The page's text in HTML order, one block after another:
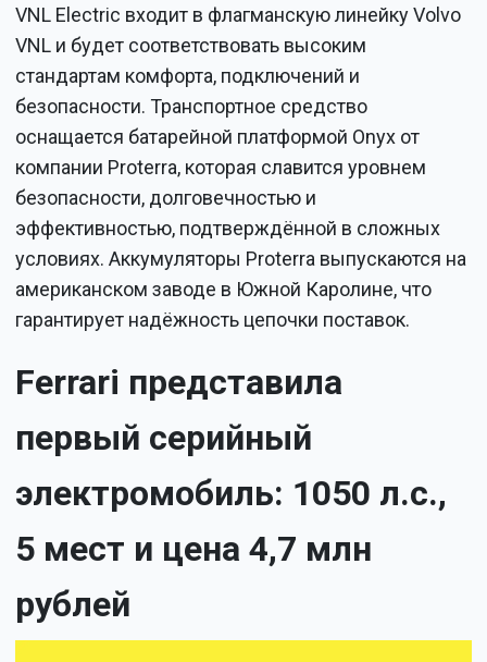
VNL Electric входит в флагманскую линейку Volvo
VNL и будет соответствовать высоким
стандартам комфорта, подключений и
безопасности. Транспортное средство
оснащается батарейной платформой Onyx от
компании Proterra, которая славится уровнем
безопасности, долговечностью и
эффективностью, подтверждённой в сложных
условиях. Аккумуляторы Proterra выпускаются на
американском заводе в Южной Каролине, что
гарантирует надёжность цепочки поставок.
Ferrari представила
первый серийный
электромобиль: 1050 л.с.,
5 мест и цена 4,7 млн
рублей